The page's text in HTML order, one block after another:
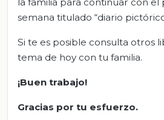
semana titulado “diario
Si te es posible consulta otros
tema de hoy con tu familia.
¡Buen trabajo!
Gracias por tu esfuerzo.